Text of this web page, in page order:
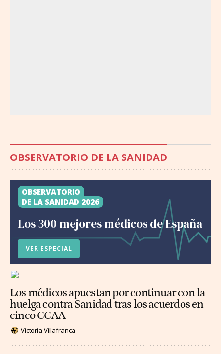
OBSERVATORIO DE LA SANIDAD
OBSERVATORIO
DE LA SANIDAD 2026
Los 300 mejores médicos de España
VER ESPECIAL
Los médicos apuestan por continuar con la
huelga contra Sanidad tras los acuerdos en
cinco CCAA
Victoria Villafranca